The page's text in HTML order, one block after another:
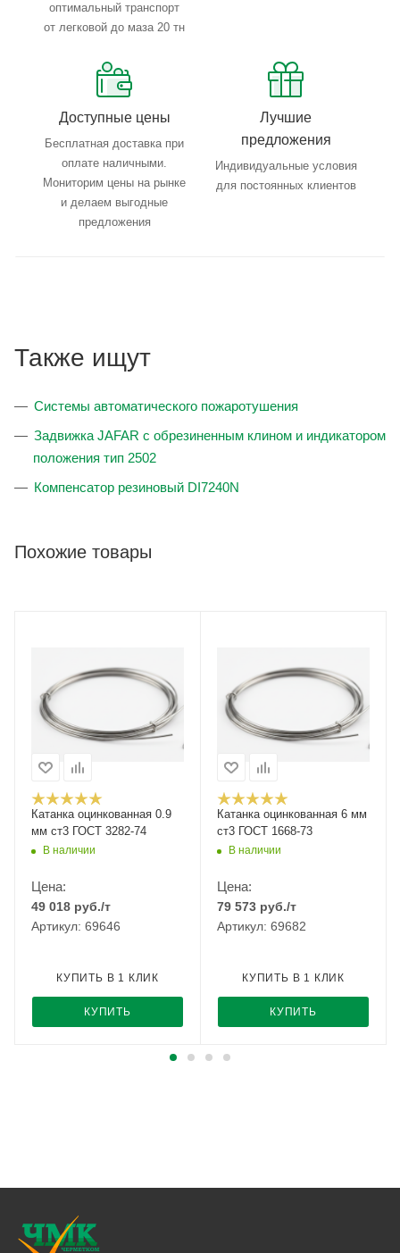
оптимальный транспорт
от легковой до маза 20 тн
Доступные цены
Бесплатная доставка при
оплате наличными.
Мониторим цены на рынке
и делаем выгодные
предложения
Лучшие
предложения
Индивидуальные условия
для постоянных клиентов
Также ищут
Системы автоматического пожаротушения
Задвижка JAFAR с обрезиненным клином и индикатором
положения тип 2502
Компенсатор резиновый DI7240N
Похожие товары
Катанка оцинкованная 0.9
мм ст3 ГОСТ 3282-74
В наличии
Цена:
49 018 руб./т
Артикул: 69646
КУПИТЬ
КУПИТЬ В 1 КЛИК
Катанка оцинкованная 6 мм
ст3 ГОСТ 1668-73
В наличии
Цена:
79 573 руб./т
Артикул: 69682
КУПИТЬ
КУПИТЬ В 1 КЛИК